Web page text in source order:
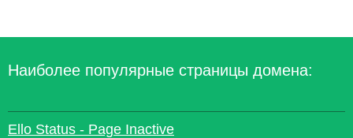
Наиболее популярные страницы домена:
Ello Status - Page Inactive